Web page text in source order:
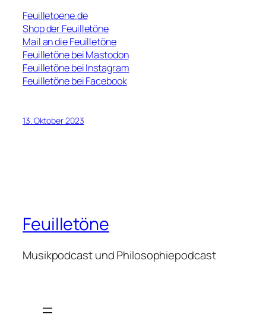
Feuilletoene.de
Shop der Feuilletöne
Mail an die Feuilletöne
Feuilletöne bei Mastodon
Feuilletöne bei Instagram
Feuilletöne bei Facebook
13. Oktober 2023
Feuilletöne
Musikpodcast und Philosophiepodcast